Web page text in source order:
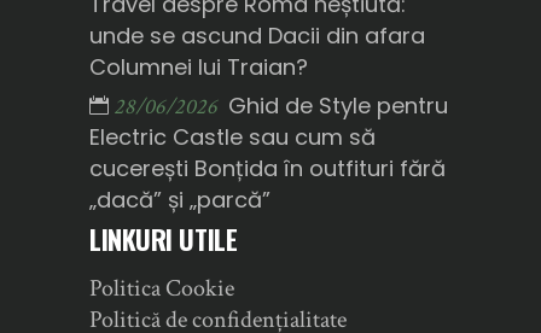
unde se ascund Dacii din afara
Columnei lui Traian?
28/06/2026 Ghid de Style pentru
Electric Castle sau cum să
cucerești Bonțida în outfituri fără
„dacă” și „parcă”
LINKURI UTILE
Politica Cookie
Politică de confidențialitate